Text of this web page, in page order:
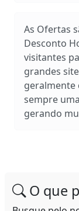
As Ofertas
Desconto
visitantes
grandes
geralmente
sempre
gerando
O que